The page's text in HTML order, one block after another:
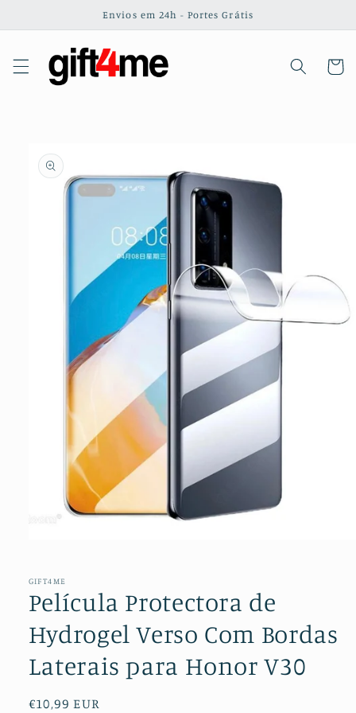
conteúdo
Envios em 24h - Portes Grátis
informação
do produto
1
modal
GIFT4ME
Película Protectora de
Hydrogel Verso Com Bordas
Laterais para Honor V30
Preço
€10,99 EUR